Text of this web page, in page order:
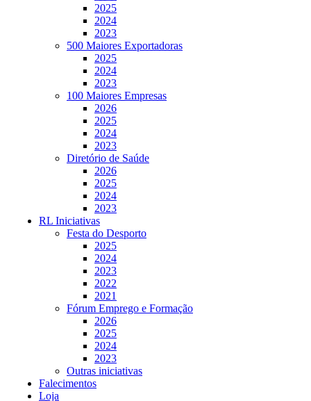
2025
2024
2023
500 Maiores Exportadoras
2025
2024
2023
100 Maiores Empresas
2026
2025
2024
2023
Diretório de Saúde
2026
2025
2024
2023
RL Iniciativas
Festa do Desporto
2025
2024
2023
2022
2021
Fórum Emprego e Formação
2026
2025
2024
2023
Outras iniciativas
Falecimentos
Loja